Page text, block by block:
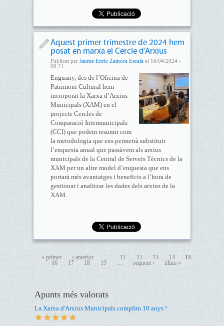
Aquest primer trimestre de 2024 hem
posat en marxa el Cercle d’Arxius
Publicat per Jaume Enric Zamora Escalael 16/04/2024 -
08:21
Enguany, des de l’Oficina de
Patrimoni Cultural hem
incorporat la Xarxa d’Arxius
Municipals (XAM) en el
projecte Cercles de
Comparació Intermunicipals
(CCI) que podem resumir com
la metodologia que ens permetrà substituir
l’enquesta anual que passàvem als arxius
municipals de la Central de Serveis Tècnics de la
XAM per un altre model d’enquesta que ens
portarà més avantatges i beneficis a l’hora de
gestionar i analitzar les dades dels arxius de la
XAM.
« primer ‹ anterior … 11 12 13 14
15
16
17 18 19 … següent › últim »
Apunts més valorats
La Xarxa d'Arxius Municipals complim 10 anys !